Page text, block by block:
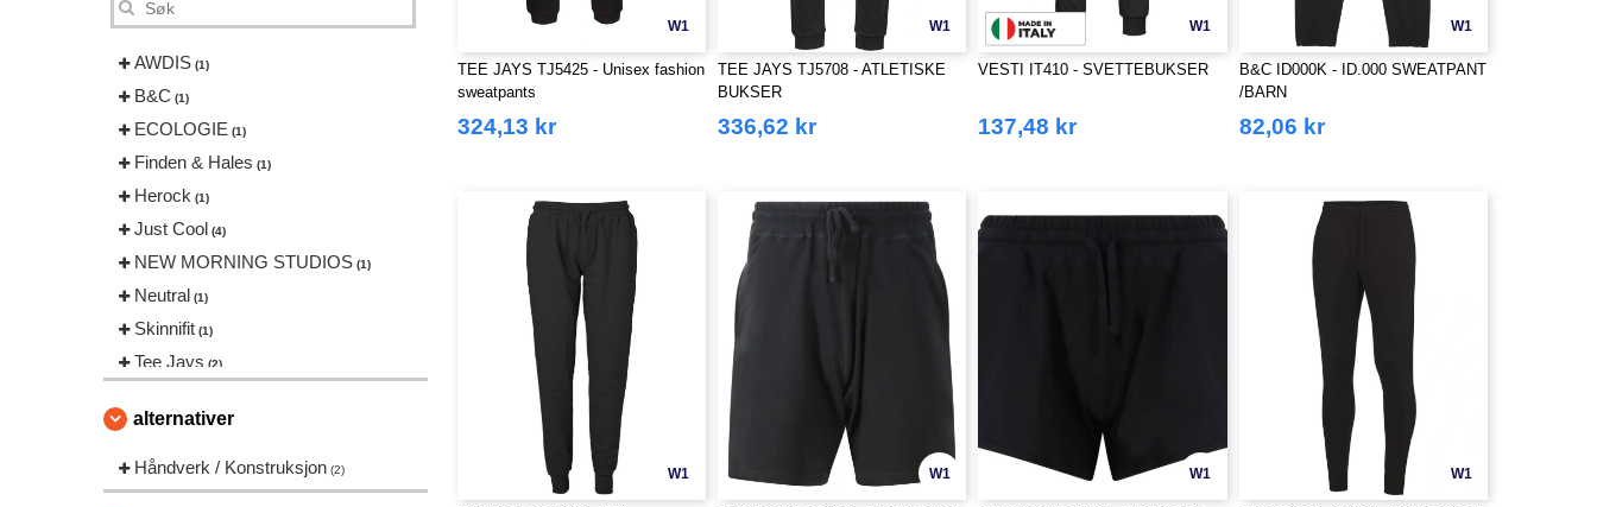
AWDIS (1)
B&C (1)
ECOLOGIE (1)
Finden & Hales (1)
Herock (1)
Just Cool (4)
NEW MORNING STUDIOS (1)
Neutral (1)
Skinnifit (1)
Tee Jays (2)
alternativer
Håndverk / Konstruksjon (2)
W1
TEE JAYS TJ5425 - Unisex fashion
sweatpants
324,13 kr
W1
TEE JAYS TJ5708 - ATLETISKE
BUKSER
336,62 kr
W1
VESTI IT410 - SVETTEBUKSER
137,48 kr
W1
B&C ID000K - ID.000 SWEATPANT
/BARN
82,06 kr
W1 W1 W1 W1